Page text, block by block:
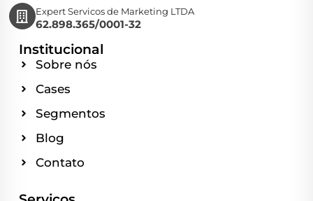
Expert Servicos de Marketing LTDA
62.898.365/0001-32
Institucional
Sobre nós
Cases
Segmentos
Blog
Contato